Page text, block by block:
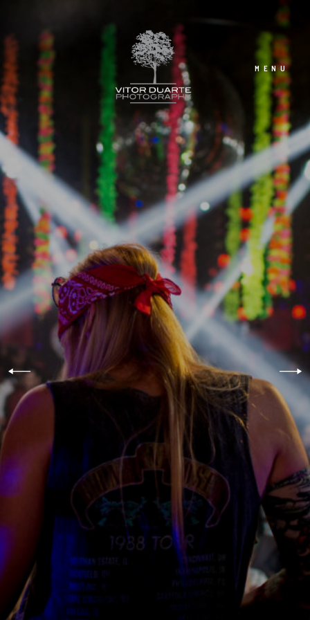
MENU
Casamentos
Empresarial
Arquitetura
Sobre Mim
© 2018 COPYRIGHT VITOR